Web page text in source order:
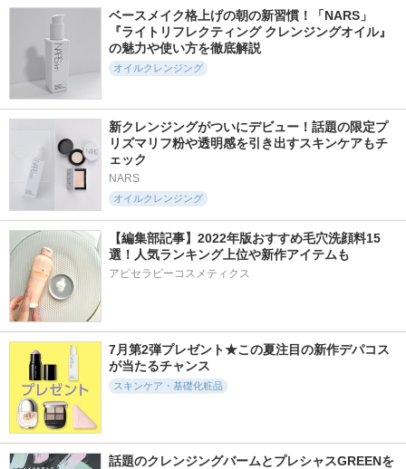
タイプ リフレシン
グシトラスの香り
アテニア
Anua d プログラム
5.1
398件
２ＷＡＹクリアマス
クウォッシュ
顔
skimme
5.9
1117件
ガラクトポアオーツ
ートナー
SAM'U
5.3
18434件
タカミスキンピール
タカミ
5.9
275件
リップシックグロウ
ベースメイク格上げの朝の新習慣！「NARS」
『ライトリフレクティング クレンジングオイル』
の魅力や使い方を徹底解説
オイルクレンジング
新クレンジングがついにデビュー！話題の限定プ
リズマリフ粉や透明感を引き出すスキンケアもチ
ェック
NARS
オイルクレンジング
【編集部記事】2022年版おすすめ毛穴洗顔料15
選！人気ランキング上位や新作アイテムも
アピセラピーコスメティクス
7月第2弾プレゼント★この夏注目の新作デパコス
が当たるチャンス
スキンケア・基礎化粧品
話題のクレンジングバームとプレシャスGREENを